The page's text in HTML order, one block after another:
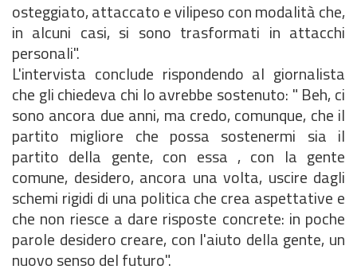
osteggiato, attaccato e vilipeso con modalità che,
in alcuni casi, si sono trasformati in attacchi
personali".
L'intervista conclude rispondendo al giornalista
che gli chiedeva chi lo avrebbe sostenuto: " Beh, ci
sono ancora due anni, ma credo, comunque, che il
partito migliore che possa sostenermi sia il
partito della gente, con essa , con la gente
comune, desidero, ancora una volta, uscire dagli
schemi rigidi di una politica che crea aspettative e
che non riesce a dare risposte concrete: in poche
parole desidero creare, con l'aiuto della gente, un
nuovo senso del futuro".